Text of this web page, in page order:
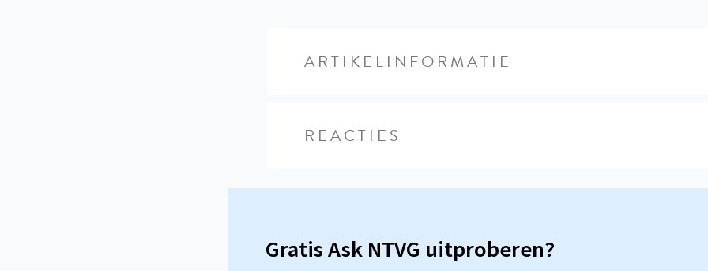
ARTIKELINFORMATIE
REACTIES
Gratis Ask NTVG uitproberen?